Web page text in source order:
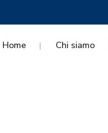
Home Chi siamo